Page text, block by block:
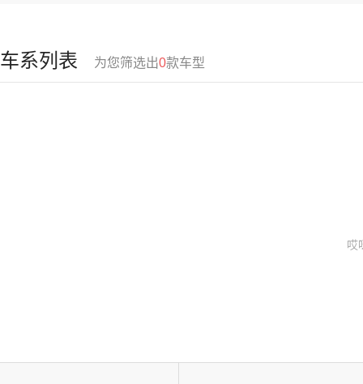
车系列表 为您筛选出0款车型
哎